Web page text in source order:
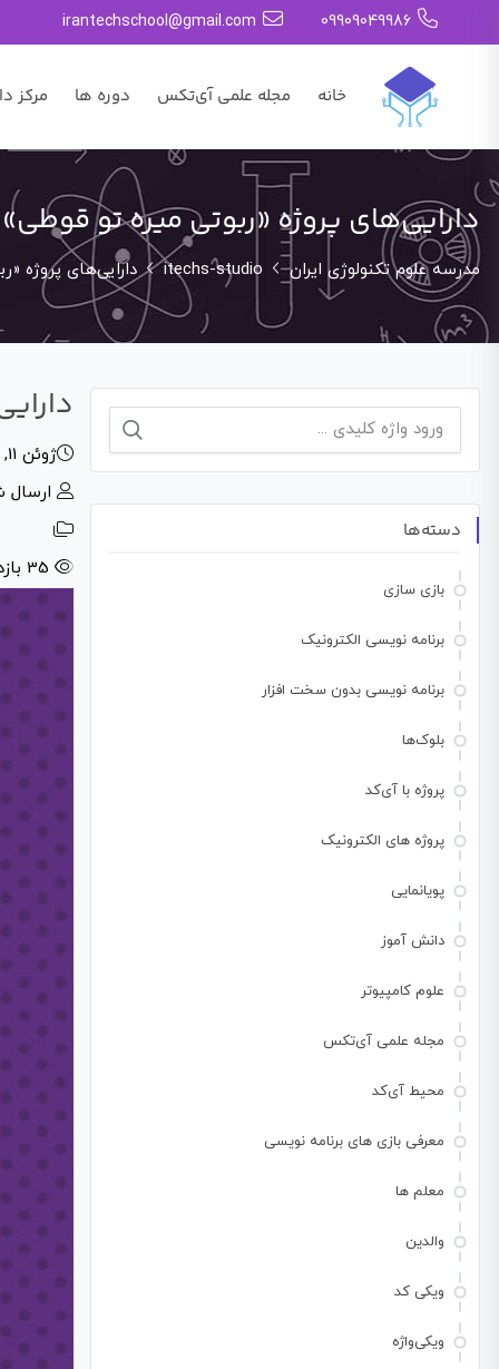
09909049986
irantechschool@gmail.com
خانه مجله علمی آی‌تکس دوره ها مرکز
دارایی‌های پروژه «ربوتی میره تو قوطی»
مدرسه علوم تکنولوژی ایران itechs-studio دارایی‌های پروژه
ژوئن 11, 2026
ارسال
35 بازدید
جستجو
دسته‌ها
بازی سازی
برنامه نویسی الکترونیک
برنامه نویسی بدون سخت افزار
بلوک‌ها
پروژه با آی‌کد
پروژه های الکترونیک
پویانمایی
دانش آموز
علوم کامپیوتر
مجله علمی آی‌تکس
محیط آی‌کد
معرفی بازی های برنامه نویسی
معلم ها
والدین
ویکی کد
ویکی‌واژه